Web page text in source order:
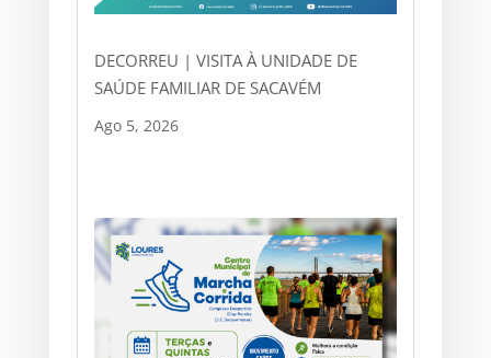
DECORREU | VISITA À UNIDADE DE
SAÚDE FAMILIAR DE SACAVÉM
Ago 5, 2026